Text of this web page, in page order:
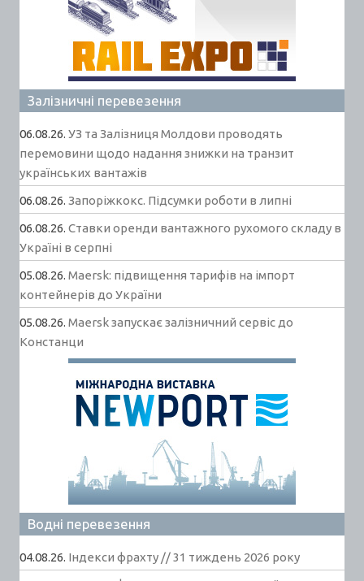
Залізничні перевезення
06.08.26. УЗ та Залізниця Молдови проводять
перемовини щодо надання знижки на транзит
українських вантажів
06.08.26. Запоріжкокс. Підсумки роботи в липні
06.08.26. Ставки оренди вантажного рухомого складу в
Україні в серпні
05.08.26. Maersk: підвищення тарифів на імпорт
контейнерів до України
05.08.26. Maersk запускає залізничний сервіс до
Констанци
Водні перевезення
04.08.26. Індекси фрахту // 31 тиждень 2026 року